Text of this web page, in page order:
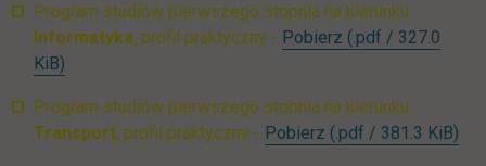
Program studiów pierwszego stopnia na kierunku
Informatyka, profil praktyczny - Pobierz (.pdf / 327.0
KiB)
Program studiów pierwszego stopnia na kierunku
Transport, profil praktyczny - Pobierz (.pdf / 381.3 KiB)